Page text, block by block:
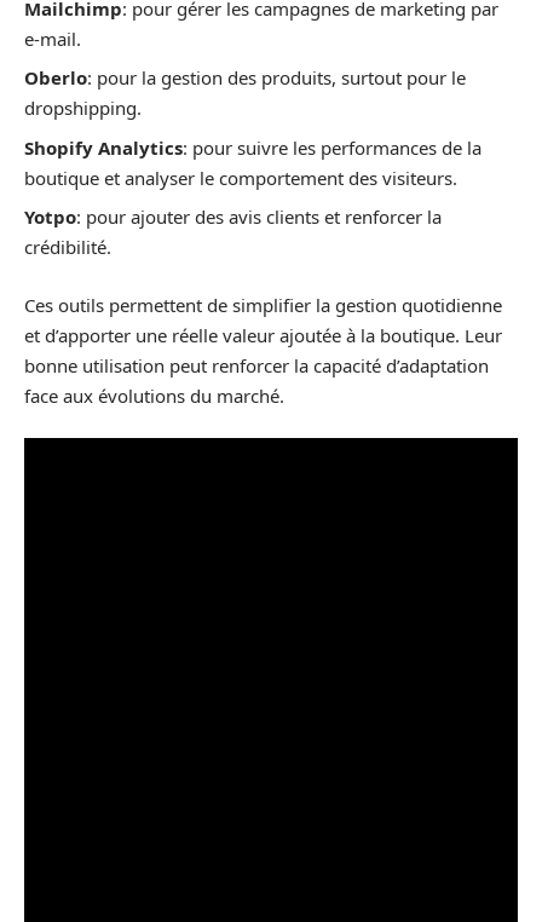
Mailchimp: pour gérer les campagnes de marketing par
e-mail.
Oberlo: pour la gestion des produits, surtout pour le
dropshipping.
Shopify Analytics: pour suivre les performances de la
boutique et analyser le comportement des visiteurs.
Yotpo: pour ajouter des avis clients et renforcer la
crédibilité.
Ces outils permettent de simplifier la gestion quotidienne
et d’apporter une réelle valeur ajoutée à la boutique. Leur
bonne utilisation peut renforcer la capacité d’adaptation
face aux évolutions du marché.